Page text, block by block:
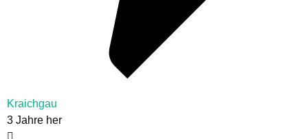
Kraichgau
3 Jahre her